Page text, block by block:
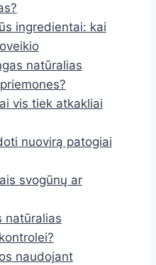
ingredientai: kai
natūralias
vis tiek atkakliai
nuovirą patogiai
svogūnų ar
natūralias
naudojant